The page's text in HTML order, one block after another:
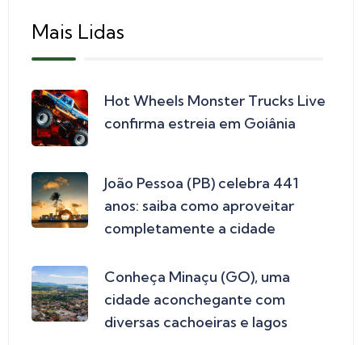
Mais Lidas
Hot Wheels Monster Trucks Live
confirma estreia em Goiânia
João Pessoa (PB) celebra 441
anos: saiba como aproveitar
completamente a cidade
Conheça Minaçu (GO), uma
cidade aconchegante com
diversas cachoeiras e lagos